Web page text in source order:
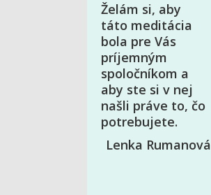
Želám si, aby
táto meditácia
bola pre Vás
príjemným
spoločníkom a
aby ste si v nej
našli práve to, čo
potrebujete.
Lenka Rumanová